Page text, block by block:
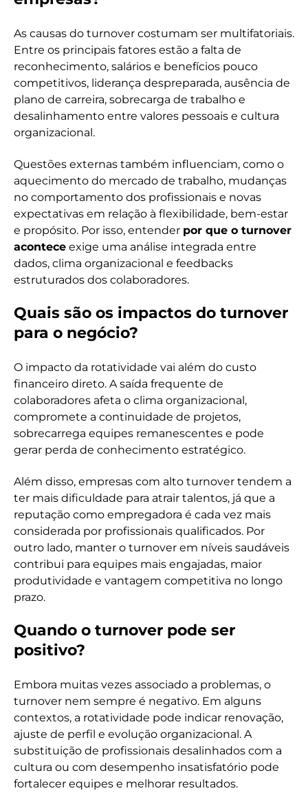
As causas do turnover costumam ser multifatoriais.
Entre os principais fatores estão a falta de
reconhecimento, salários e benefícios pouco
competitivos, liderança despreparada, ausência de
plano de carreira, sobrecarga de trabalho e
desalinhamento entre valores pessoais e cultura
organizacional.
Questões externas também influenciam, como o
aquecimento do mercado de trabalho, mudanças
no comportamento dos profissionais e novas
expectativas em relação à flexibilidade, bem-estar
e propósito. Por isso, entender por que o turnover
acontece exige uma análise integrada entre
dados, clima organizacional e feedbacks
estruturados dos colaboradores.
Quais são os impactos do turnover
para o negócio?
O impacto da rotatividade vai além do custo
financeiro direto. A saída frequente de
colaboradores afeta o clima organizacional,
compromete a continuidade de projetos,
sobrecarrega equipes remanescentes e pode
gerar perda de conhecimento estratégico.
Além disso, empresas com alto turnover tendem a
ter mais dificuldade para atrair talentos, já que a
reputação como empregadora é cada vez mais
considerada por profissionais qualificados. Por
outro lado, manter o turnover em níveis saudáveis
contribui para equipes mais engajadas, maior
produtividade e vantagem competitiva no longo
prazo.
Quando o turnover pode ser
positivo?
Embora muitas vezes associado a problemas, o
turnover nem sempre é negativo. Em alguns
contextos, a rotatividade pode indicar renovação,
ajuste de perfil e evolução organizacional. A
substituição de profissionais desalinhados com a
cultura ou com desempenho insatisfatório pode
fortalecer equipes e melhorar resultados.